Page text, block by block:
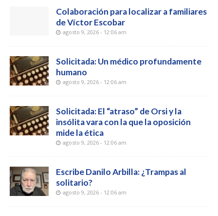
Colaboración para localizar a familiares
de Víctor Escobar
agosto 9, 2026 - 12:06 am
Solicitada: Un médico profundamente
humano
agosto 9, 2026 - 12:06 am
Solicitada: El “atraso” de Orsi y la
insólita vara con la que la oposición
mide la ética
agosto 9, 2026 - 12:06 am
Escribe Danilo Arbilla: ¿Trampas al
solitario?
agosto 9, 2026 - 12:06 am